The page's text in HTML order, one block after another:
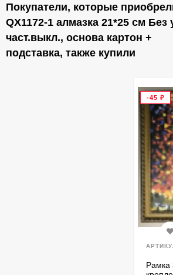
Покупатели, которые
QX1172-1 алмазка 21*25 см Без
част.выкл., основа картон +
подставка, также купили
-45 ₽
Рамка